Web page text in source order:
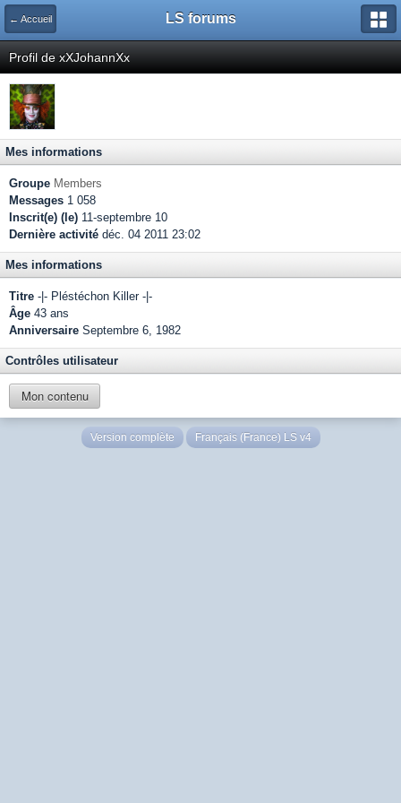
← Accueil LS forums
Profil de xXJohannXx
Mes informations
Groupe Members
Messages 1 058
Inscrit(e) (le) 11-septembre 10
Dernière activité déc. 04 2011 23:02
Mes informations
Titre -|- Pléstéchon Killer -|-
Âge 43 ans
Anniversaire Septembre 6, 1982
Contrôles utilisateur
Mon contenu
Version complète Français (France) LS v4